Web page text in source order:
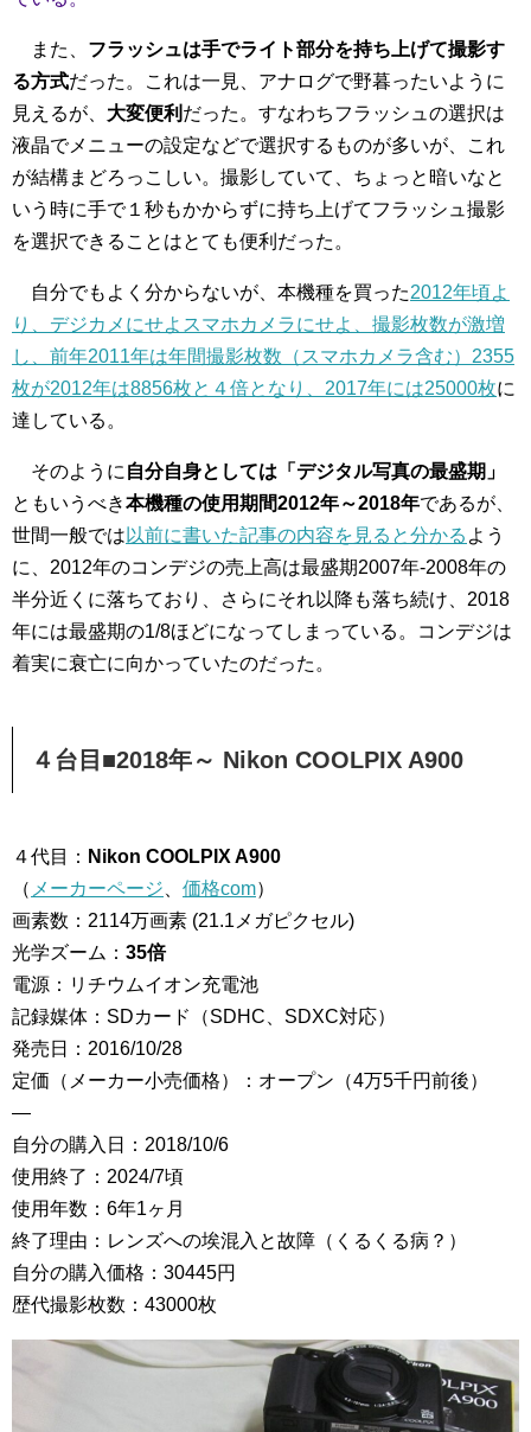
また、 フラッシュは手でライト部分を持ち上げて撮影す
る方式だった。これは一見、アナログで野暮ったいように
見えるが、 大変便利 だった。すなわちフラッシュの選択は
液晶でメニューの設定などで選択するものが多いが、これ
が結構まどろっこしい。撮影していて、ちょっと暗いなと
いう時に手で１秒もかからずに持ち上げてフラッシュ撮影
を選択できることはとても便利だった。
自分でもよく分からないが、本機種を買った2012年頃よ
り、デジカメにせよスマホカメラにせよ、撮影枚数が激増
し、前年2011年は年間撮影枚数（スマホカメラ含む）2355
枚が2012年は8856枚と４倍となり、2017年には25000枚に
達している。
そのように 自分自身としては「デジタル写真の最盛期」
ともいうべき本機種の使用期間2012年～2018年であるが、
世間一般では 以前に書いた記事の内容を見ると分かる よう
に、2012年のコンデジの売上高は最盛期2007年-2008年の
半分近くに落ちており、さらにそれ以降も落ち続け、2018
年には最盛期の1/8ほどになってしまっている。コンデジは
着実に衰亡に向かっていたのだった。
４台目■2018年～ Nikon COOLPIX A900
４代目： Nikon COOLPIX A900
（ メーカーページ 価格com）
画素数：2114万画素 (21.1メガピクセル)
光学ズーム： 35倍
電源：リチウムイオン充電池
記録媒体：SDカード（SDHC、SDXC対応）
発売日：2016/10/28
定価（メーカー小売価格）：オープン（4万5千円前後）
—
自分の購入日：2018/10/6
使用終了：2024/7頃
使用年数：6年1ヶ月
終了理由：レンズへの埃混入と故障（くるくる病？）
自分の購入価格：30445円
歴代撮影枚数：43000枚